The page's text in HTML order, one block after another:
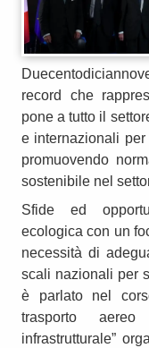
record che
pone a tutto il
e internazionali
promuovendo
sostenibile nel
Sfide ed
ecologica con un
necessità di
scali nazionali per
è parlato nel
trasporto
infrastrutturale”